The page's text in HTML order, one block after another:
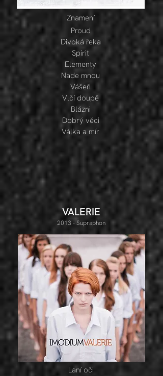
Znamení
Proud
Divoká řeka
Spirit
Elementy
Nade mnou
Vášeň
Vlčí doupě
Blázni
Dobrý věci
Válka a mír
VALERIE
2013 - Supraphon
Laní oči